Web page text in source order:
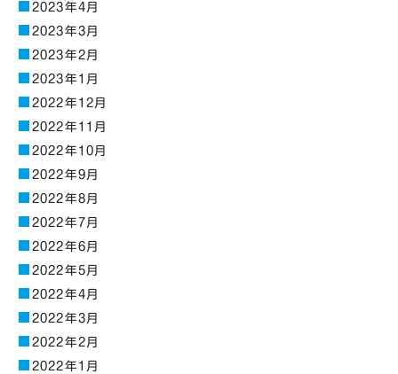
2023年4月
2023年3月
2023年2月
2023年1月
2022年12月
2022年11月
2022年10月
2022年9月
2022年8月
2022年7月
2022年6月
2022年5月
2022年4月
2022年3月
2022年2月
2022年1月